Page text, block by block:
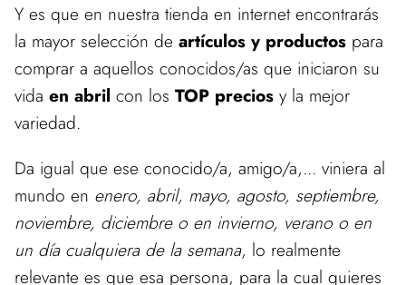
Y es que en nuestra tienda en internet encontrarás
la mayor selección de artículos y productos para
comprar a aquellos conocidos/as que iniciaron su
vida en abril con los TOP precios y la mejor
variedad.
Da igual que ese conocido/a, amigo/a,... viniera al
mundo en enero, abril, mayo, agosto, septiembre,
noviembre, diciembre o en invierno, verano o en
un día cualquiera de la semana, lo realmente
relevante es que esa persona, para la cual quieres